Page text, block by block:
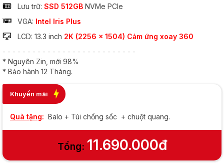
Lưu trữ: SSD 512GB NVMe PCIe
VGA: Intel Iris Plus
LCD: 13.3 inch 2K (2256 x 1504) Cảm ứng xoay 360
- - - - - - - - - - - - - - - - - - - - - - - - - - -
* Nguyên Zin, mới 98%
* Bảo hành 12 Tháng.
Khuyến mãi
Quà tặng: Balo + Túi chống sốc + chuột quang.
Tổng: 11.690.000đ